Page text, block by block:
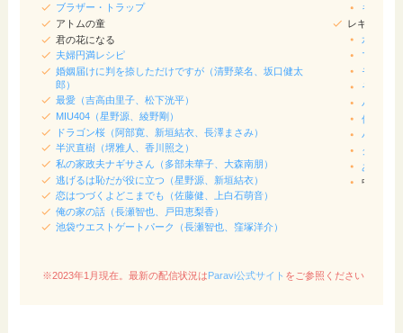
ブラザー・トラップ
アトムの童
君の花になる
夫婦円満レシピ
婚姻届けに判を捺しただけですが（清野菜名、坂口健太
郎）
最愛（吉高由里子、松下洸平）
MIU404（星野源、綾野剛）
ドラゴン桜（阿部寛、新垣結衣、長澤まさみ）
半沢直樹（堺雅人、香川照之）
私の家政夫ナギサさん（多部未華子、大森南朋）
逃げるは恥だが役に立つ（星野源、新垣結衣）
恋はつづくよどこまでも（佐藤健、上白石萌音）
俺の家の話（長瀬智也、戸田恵梨香）
池袋ウエストゲートパーク（長瀬智也、窪塚洋介）
キング
レギュラー
水曜日
マツコ
モニタリ
それ
パパジ
佐藤健
バナナ
クレイ
あちこ
中居正
※2023年1月現在。最新の配信状況はParavi公式サイト をご参照ください